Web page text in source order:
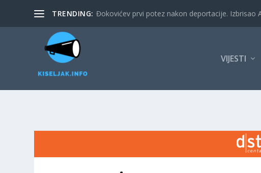
TRENDING: Đokovićev prvi potez nakon deportacije. Izbrisao
VIJESTI